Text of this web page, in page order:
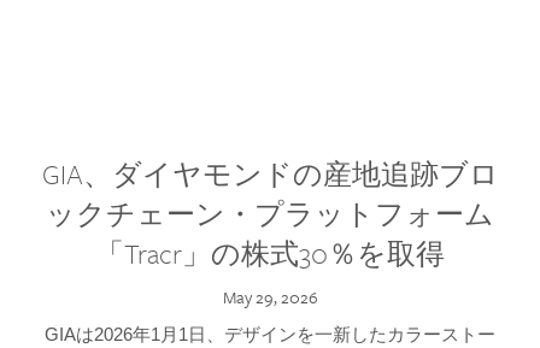
GIA、ダイヤモンドの産地追跡ブロ
ックチェーン・プラットフォーム
「Tracr」の株式30％を取得
May 29, 2026
GIAは2026年1月1日、デザインを一新したカラーストー